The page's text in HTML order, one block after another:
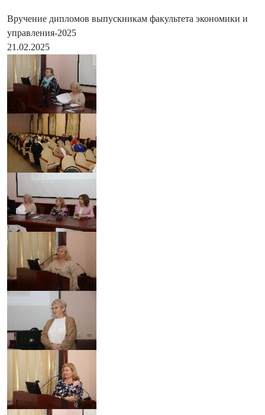
Вручение дипломов выпускникам факультета экономики и
управления-2025
21.02.2025